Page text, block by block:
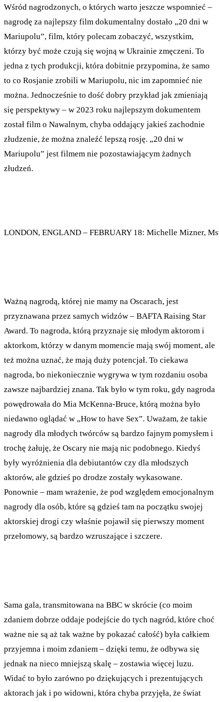
Wśród nagrodzonych, o których warto jeszcze wspomnieć –
nagrodę za najlepszy film dokumentalny dostało „20 dni w
Mariupolu”, film, który polecam zobaczyć, wszystkim,
którzy być może czują się wojną w Ukrainie zmęczeni. To
jedna z tych produkcji, która dobitnie przypomina, że samo
to co Rosjanie zrobili w Mariupolu, nic im zapomnieć nie
można. Jednocześnie to dość dobry przykład jak zmieniają
się perspektywy – w 2023 roku najlepszym dokumentem
został film o Nawalnym, chyba oddający jakieś zachodnie
złudzenie, że można znaleźć lepszą rosję. „20 dni w
Mariupolu” jest filmem nie pozostawiającym żadnych
złudzeń.
LONDON, ENGLAND – FEBRUARY 18: Michelle Mizner,
Ważną nagrodą, której nie mamy na Oscarach, jest
przyznawana przez samych widzów – BAFTA Raising Star
Award. To nagroda, którą przyznaje się młodym aktorom i
aktorkom, którzy w danym momencie mają swój moment, ale
też można uznać, że mają duży potencjał. To ciekawa
nagroda, bo niekoniecznie wygrywa w tym rozdaniu osoba
zawsze najbardziej znana. Tak było w tym roku, gdy nagroda
powędrowała do Mia McKenna-Bruce, którą można było
niedawno oglądać w „How to have Sex”. Uważam, że takie
nagrody dla młodych twórców są bardzo fajnym pomysłem i
trochę żałuję, że Oscary nie mają nic podobnego. Kiedyś
były wyróżnienia dla debiutantów czy dla młodszych
aktorów, ale gdzieś po drodze zostały wykasowane.
Ponownie – mam wrażenie, że pod względem emocjonalnym
nagrody dla osób, które są gdzieś tam na początku swojej
aktorskiej drogi czy właśnie pojawił się pierwszy moment
przełomowy, są bardzo wzruszające i szczere.
Sama gala, transmitowana na BBC w skrócie (co moim
zdaniem dobrze oddaje podejście do tych nagród, które choć
ważne nie są aż tak ważne by pokazać całość) była całkiem
przyjemna i moim zdaniem – dzięki temu, że odbywa się
jednak na nieco mniejszą skalę – zostawia więcej luzu.
Widać to było zarówno po dziękujących i prezentujących
aktorach jak i po widowni, która chyba przyjęła, że świat